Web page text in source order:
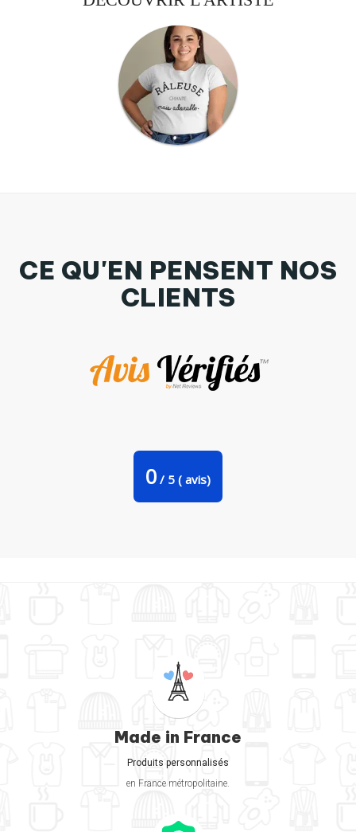
CE QU'EN PENSENT NOS
CLIENTS
0 / 5 ( avis)
Made in France
Produits personnalisés
en France métropolitaine.